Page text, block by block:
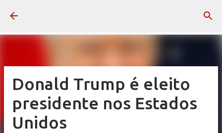
Donald Trump é eleito
presidente nos Estados
Unidos